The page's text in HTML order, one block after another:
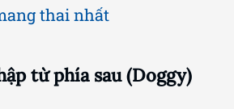
thai nhất
từ phía sau (Doggy)